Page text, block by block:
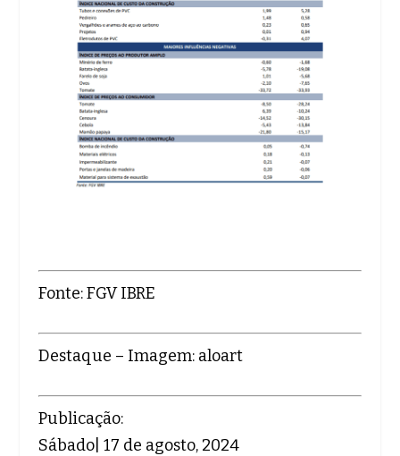
Fonte: FGV IBRE
Destaque – Imagem: aloart
Publicação:
Sábado| 17 de agosto, 2024